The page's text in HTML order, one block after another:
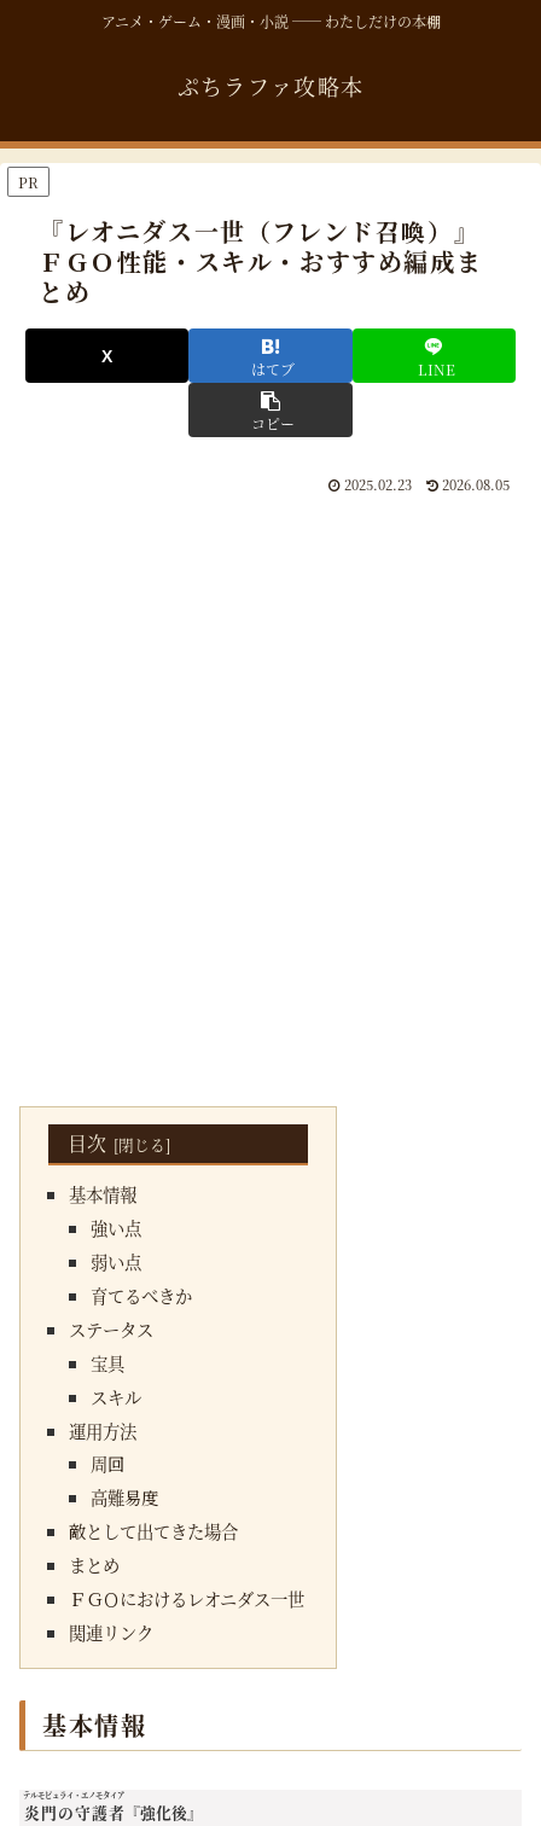
アニメ・ゲーム・漫画・小説 ── わたしだけの本棚
ぷちラファ攻略本
PR
『レオニダス一世（フレンド召喚）』
ＦＧＯ性能・スキル・おすすめ編成ま
とめ
はてブ LINE
コピー
2025.02.23 2026.08.05
目次
基本情報
強い点
弱い点
育てるべきか
ステータス
宝具
スキル
運用方法
周回
高難易度
敵として出てきた場合
まとめ
ＦＧＯにおけるレオニダス一世
関連リンク
基本情報
炎門の守護者
テルモピュライ・エノモタイア
『強化後』